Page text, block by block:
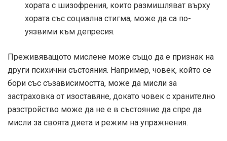
хората с шизофрения, които размишляват върху
хората със социална стигма, може да са по-
уязвими към депресия.
Преживяващото мислене може също да е признак на
други психични състояния. Например, човек, който се
бори със съзависимостта, може да мисли за
застраховка от изоставяне, докато човек с хранително
разстройство може да не е в състояние да спре да
мисли за своята диета и режим на упражнения.